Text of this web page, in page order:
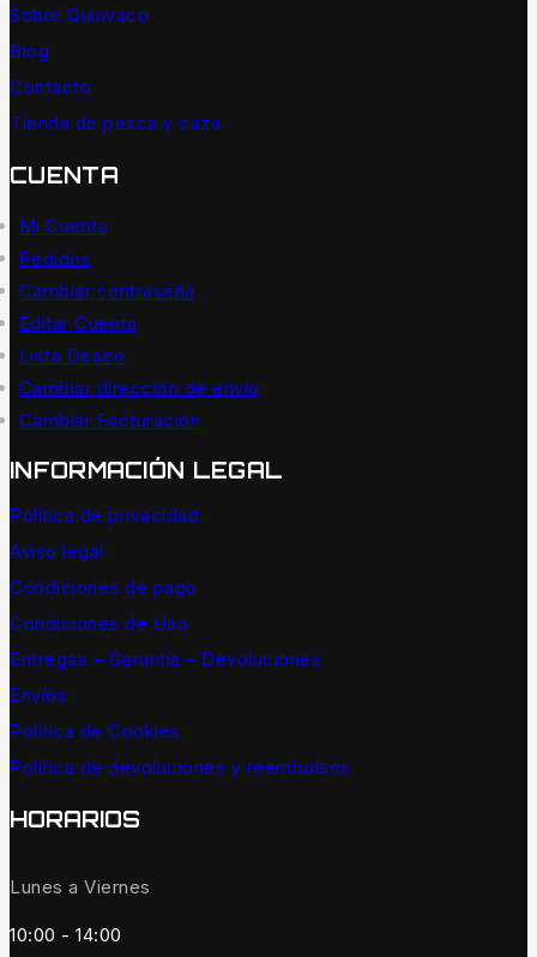
Sobre Quinvaco
Blog
Contacto
Tienda de pesca y caza
CUENTA
Mi Cuenta
Pedidos
Cambiar contraseña
Editar Cuenta
Lista Deseo
Cambiar dirección de envío
Cambiar Facturación
INFORMACIÓN LEGAL
Política de privacidad
Aviso legal
Condiciones de pago
Condiciones de Uso
Entregas – Garantía – Devoluciones
Envíos
Política de Cookies
Política de devoluciones y reembolsos
HORARIOS
Lunes a Viernes
10:00 - 14:00